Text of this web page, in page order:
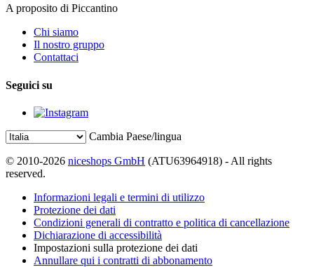
A proposito di Piccantino
Chi siamo
Il nostro gruppo
Contattaci
Seguici su
Cambia Paese/lingua
© 2010-2026 niceshops GmbH (ATU63964918) - All rights
reserved.
Informazioni legali e termini di utilizzo
Protezione dei dati
Condizioni generali di contratto e politica di cancellazione
Dichiarazione di accessibilità
Impostazioni sulla protezione dei dati
Annullare qui i contratti di abbonamento